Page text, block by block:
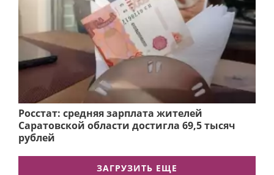
Росстат: средняя зарплата жителей
Саратовской области достигла 69,5 тысяч
рублей
ЗАГРУЗИТЬ ЕЩЕ